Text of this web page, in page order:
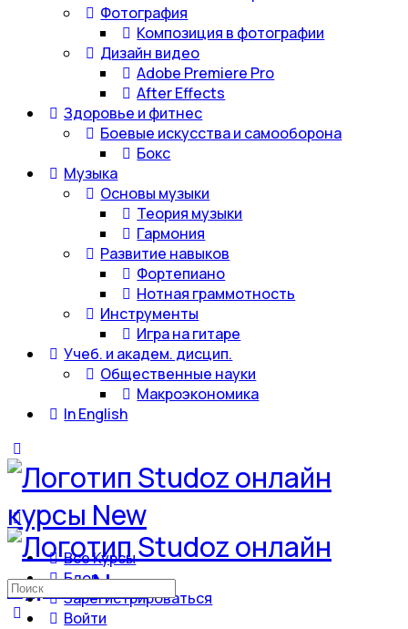
Фотография
Композиция в фотографии
Дизайн видео
Adobe Premiere Pro
After Effects
Здоровье и фитнес
Боевые искусства и самооборона
Бокс
Музыка
Основы музыки
Теория музыки
Гармония
Развитие навыков
Фортепиано
Нотная граммотность
Инструменты
Игра на гитаре
Учеб. и академ. дисцип.
Общественные науки
Макроэкономика
In English
Все Курсы
Блог
Зарегистрироваться
Войти
Искать: